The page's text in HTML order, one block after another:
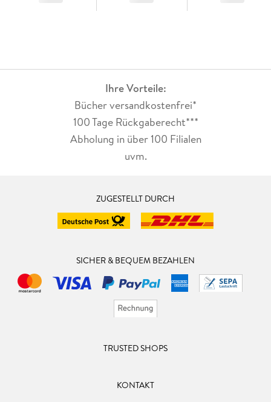
Ihre Vorteile:
Bücher versandkostenfrei*
100 Tage Rückgaberecht***
Abholung in über 100 Filialen
uvm.
ZUGESTELLT DURCH
SICHER & BEQUEM BEZAHLEN
TRUSTED SHOPS
KONTAKT